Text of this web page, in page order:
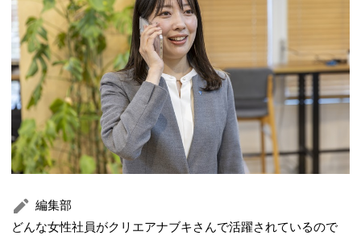
編集部
どんな女性社員がクリエアナブキさんで活躍されているので